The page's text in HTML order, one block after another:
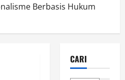
Berbasis Hukum
CARI